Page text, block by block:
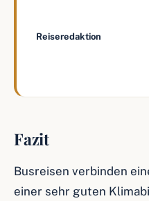
Reiseredaktion
Fazit
Busreisen verbinden
einer sehr guten